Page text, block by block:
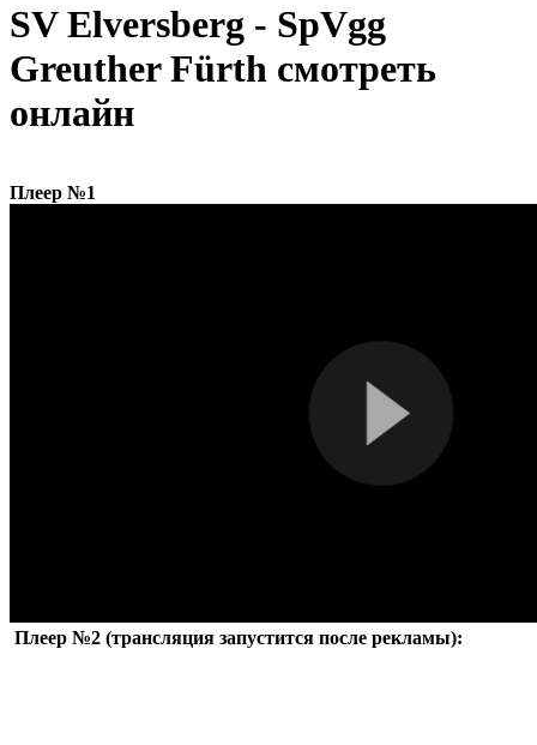
SV Elversberg - SpVgg
Greuther Fürth смотреть
онлайн
Плеер №1
Плеер №2 (трансляция запустится после рекламы):